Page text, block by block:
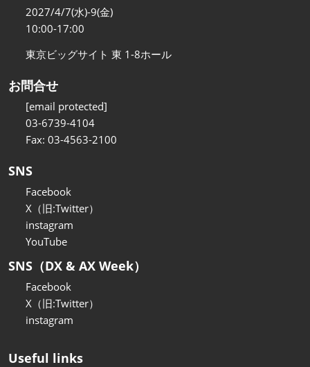
2027/4/7(水)-9(金)
10:00-17:00
東京ビッグサイト 東 1-8ホール
お問合せ
[email protected]
03-6739-4104
Fax: 03-4563-2100
SNS
Facebook
X（旧:Twitter）
instagram
YouTube
SNS（DX & AX Week）
Facebook
X（旧:Twitter）
instagram
Useful links